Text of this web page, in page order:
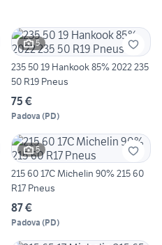
5
235 50 19 Hankook 85% 2022 235
50 R19 Pneus
75 €
Padova (PD)
5
215 60 17C Michelin 90% 215 60
R17 Pneus
87 €
Padova (PD)